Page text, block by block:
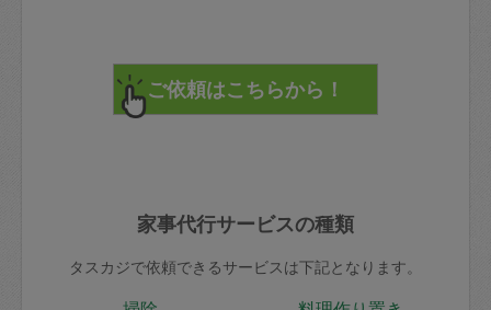
家事代行サービスの種類
タスカジで依頼できるサービスは下記となります。